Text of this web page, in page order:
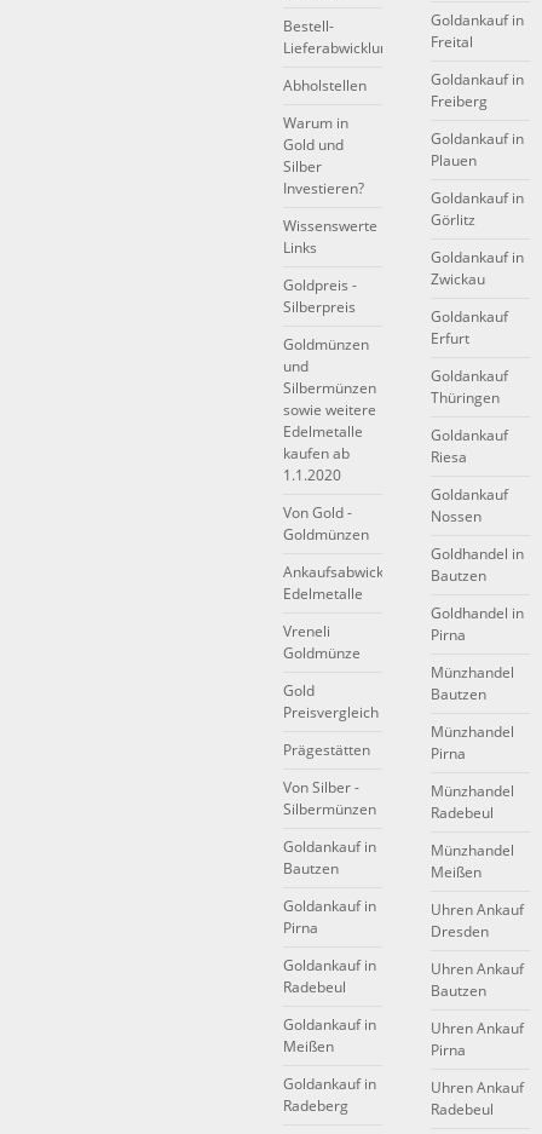
Bestell-
Lieferabwicklung
Abholstellen
Warum in
Gold und
Silber
Investieren?
Wissenswerte
Links
Goldpreis -
Silberpreis
Goldmünzen
und
Silbermünzen
sowie weitere
Edelmetalle
kaufen ab
1.1.2020
Von Gold -
Goldmünzen
Ankaufsabwicklung
Edelmetalle
Vreneli
Goldmünze
Gold
Preisvergleich
Prägestätten
Von Silber -
Silbermünzen
Goldankauf in
Bautzen
Goldankauf in
Pirna
Goldankauf in
Radebeul
Goldankauf in
Meißen
Goldankauf in
Radeberg
Goldankauf in
Freital
Goldankauf in
Freiberg
Goldankauf in
Plauen
Goldankauf in
Görlitz
Goldankauf in
Zwickau
Goldankauf
Erfurt
Goldankauf
Thüringen
Goldankauf
Riesa
Goldankauf
Nossen
Goldhandel in
Bautzen
Goldhandel in
Pirna
Münzhandel
Bautzen
Münzhandel
Pirna
Münzhandel
Radebeul
Münzhandel
Meißen
Uhren Ankauf
Dresden
Uhren Ankauf
Bautzen
Uhren Ankauf
Pirna
Uhren Ankauf
Radebeul